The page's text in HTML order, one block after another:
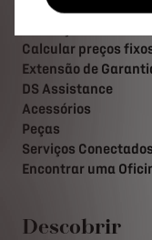
Calcular preços
Extensão de
DS Assistance
Acessórios
Peças
Serviços
Encontrar uma
Descobrir